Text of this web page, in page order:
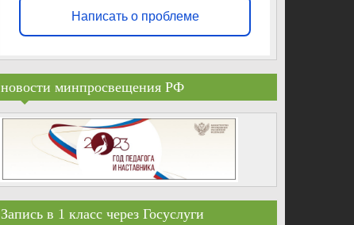
Написать о проблеме
новости минпросвещения РФ
Запись в 1 класс через Госуслуги